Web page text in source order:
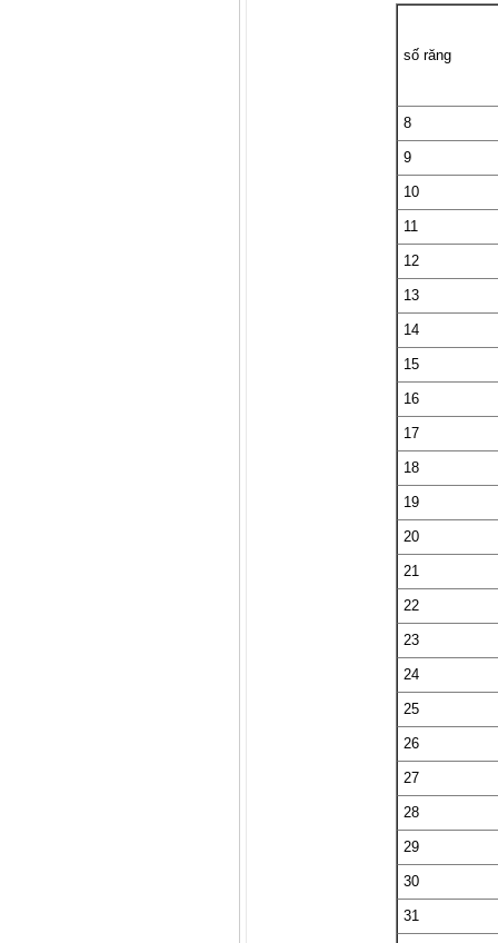
số răng
8
9
10
11
12
13
14
15
16
17
18
19
20
21
22
23
24
25
26
27
28
29
30
31